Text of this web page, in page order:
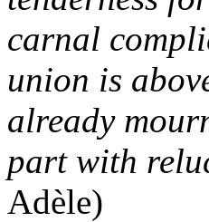
carnal
union is
already
part with
Adèle)